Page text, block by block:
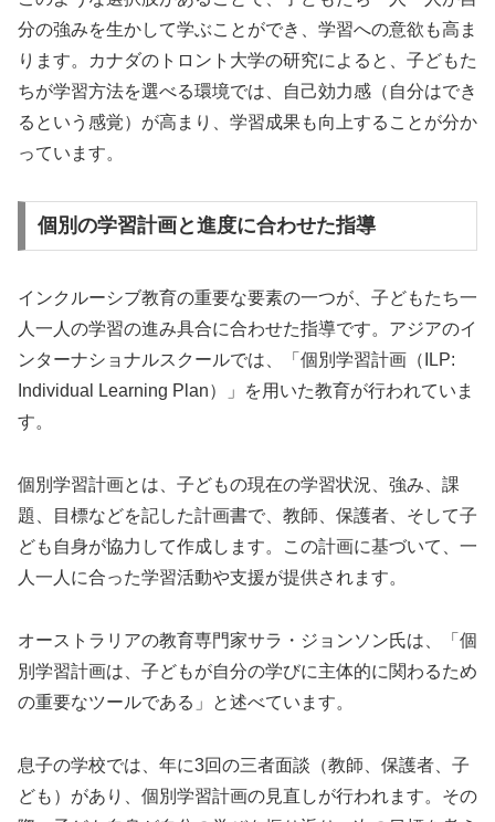
分の強みを生かして学ぶことができ、学習への意欲も高ま
ります。カナダのトロント大学の研究によると、子どもた
ちが学習方法を選べる環境では、自己効力感（自分はでき
るという感覚）が高まり、学習成果も向上することが分か
っています。
個別の学習計画と進度に合わせた指導
インクルーシブ教育の重要な要素の一つが、子どもたち一
人一人の学習の進み具合に合わせた指導です。アジアのイ
ンターナショナルスクールでは、「個別学習計画（ILP:
Individual Learning Plan）」を用いた教育が行われていま
す。
個別学習計画とは、子どもの現在の学習状況、強み、課
題、目標などを記した計画書で、教師、保護者、そして子
ども自身が協力して作成します。この計画に基づいて、一
人一人に合った学習活動や支援が提供されます。
オーストラリアの教育専門家サラ・ジョンソン氏は、「個
別学習計画は、子どもが自分の学びに主体的に関わるため
の重要なツールである」と述べています。
息子の学校では、年に3回の三者面談（教師、保護者、子
ども）があり、個別学習計画の見直しが行われます。その